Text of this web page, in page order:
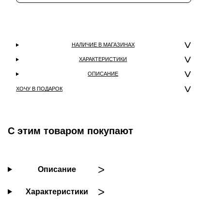
НАЛИЧИЕ В МАГАЗИНАХ
ХАРАКТЕРИСТИКИ
ОПИСАНИЕ
ХОЧУ В ПОДАРОК
С этим товаром покупают
Описание
Характеристики